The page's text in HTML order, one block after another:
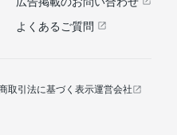
よくあるご質問
取引法に基づく表示運営会社